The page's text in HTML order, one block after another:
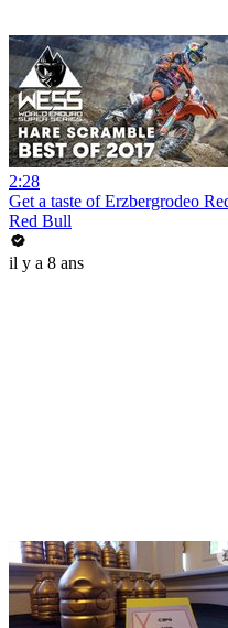
2:28
Get a taste of Erzbergrodeo
Red Bull
il y a 8 ans